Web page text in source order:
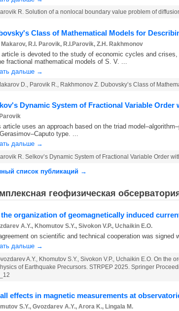
R. Solution of a nonlocal boundary value problem of
Class of Mathematical Models for
Makarov, R.I. Parovik, R.I.Parovik, Z.H. Rakhmonov
article is devoted to the study of economic cycles and
fractional mathematical models of S. V. ...
дальше →
D., Parovik R., Rakhmonov Z. Dubovsky’s Class of
Dynamic System of Fractional Variable
article uses an approach based on the triad
type. ...
дальше →
R. Selkov’s Dynamic System of Fractional Variable Order
список публикаций →
геофизическая
organization of geomagnetically induced
A.Y., Khomutov S.Y., Sivokon V.P., Uchaikin E.O.
on scientific and technical cooperation was signed
дальше →
A.Y., Khomutov S.Y., Sivokon V.P., Uchaikin E.O. On
of Earthquake Precursors. STRPEP 2025. Springer
effects in magnetic measurements at
S.Y., Gvozdarev A.Y., Arora K., Lingala M.